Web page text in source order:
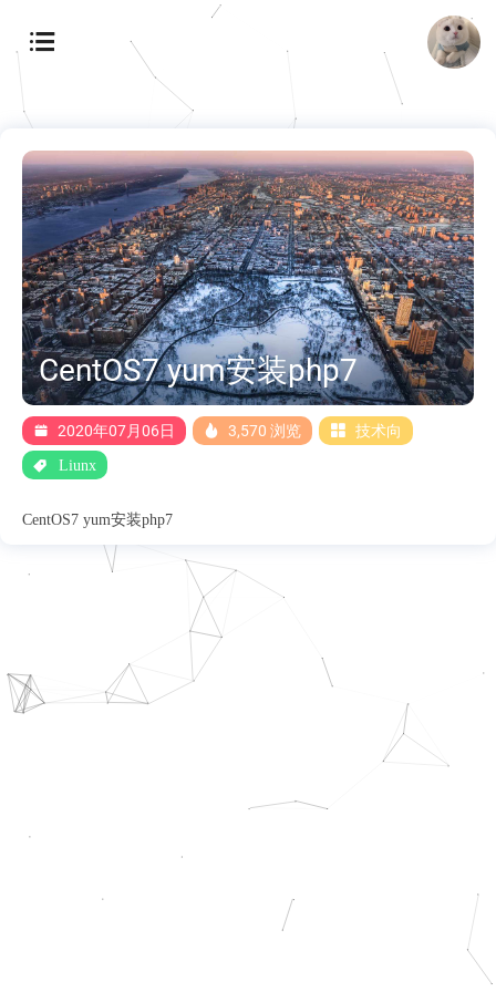
CentOS7 yum安装php7
2020年07月06日 3,570 浏览 技术向
Liunx
CentOS7 yum安装php7